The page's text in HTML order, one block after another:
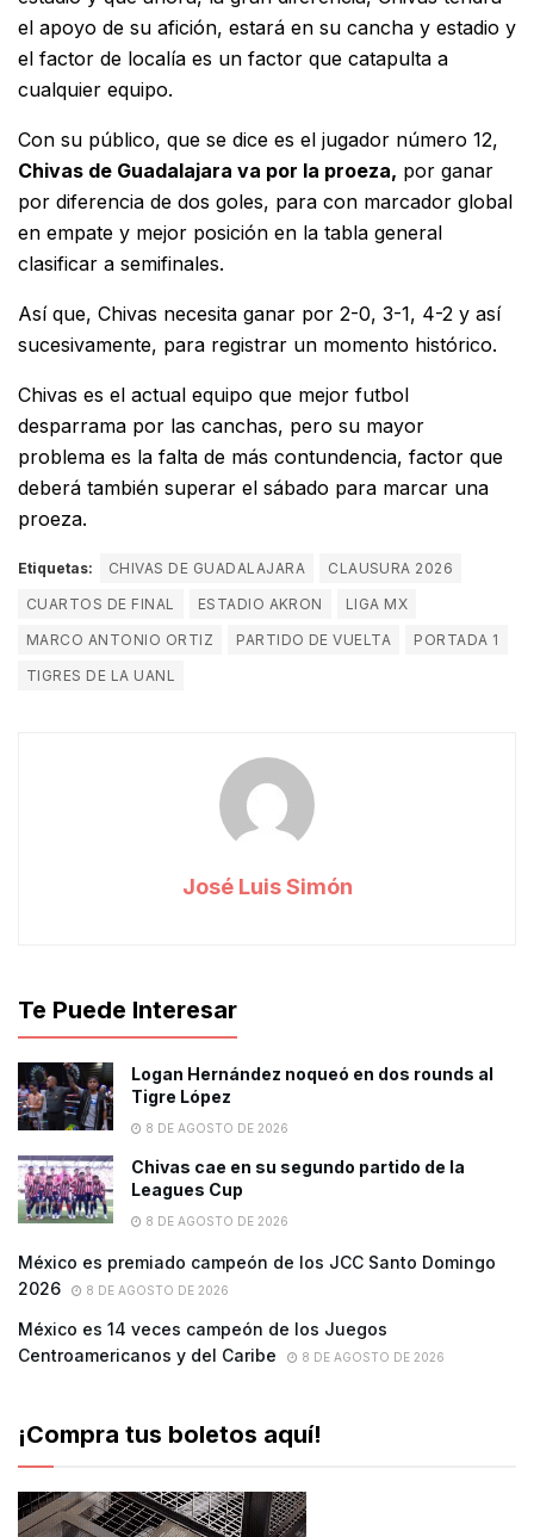
el apoyo de su afición, estará en su cancha y estadio y
el factor de localía es un factor que catapulta a
cualquier equipo.
Con su público, que se dice es el jugador número 12,
Chivas de Guadalajara va por la proeza, por ganar
por diferencia de dos goles, para con marcador global
en empate y mejor posición en la tabla general
clasificar a semifinales.
Así que, Chivas necesita ganar por 2-0, 3-1, 4-2 y así
sucesivamente, para registrar un momento histórico.
Chivas es el actual equipo que mejor futbol
desparrama por las canchas, pero su mayor
problema es la falta de más contundencia, factor que
deberá también superar el sábado para marcar una
proeza.
Etiquetas: CHIVAS DE GUADALAJARA
CLAUSURA 2026
CUARTOS DE FINAL
ESTADIO AKRON
LIGA MX
MARCO ANTONIO ORTIZ
PARTIDO DE VUELTA
PORTADA 1
TIGRES DE LA UANL
José Luis Simón
Te Puede Interesar
Logan Hernández noqueó en dos rounds al
Tigre López
8 DE AGOSTO DE 2026
Chivas cae en su segundo partido de la
Leagues Cup
8 DE AGOSTO DE 2026
México es premiado campeón de los JCC Santo Domingo
2026
8 DE AGOSTO DE 2026
México es 14 veces campeón de los Juegos
Centroamericanos y del Caribe
8 DE AGOSTO DE 2026
¡Compra tus boletos aquí!